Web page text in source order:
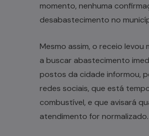
momento, nenhuma
desabastecimento no
Mesmo assim, o receio
a buscar abastecimento
postos da cidade informou,
redes sociais, que está
combustível, e que avisará
atendimento for normalizado.